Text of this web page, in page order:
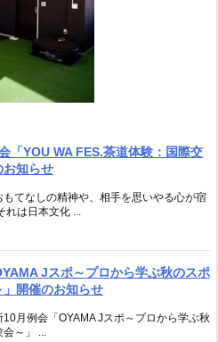
「YOU WA FES.茶道体験：国際交
お知らせ
もてなしの精神や、相手を思いやる心が宿
は日本文化 ...
Jスポ～プロから学ぶ秋のスポ
」開催のお知らせ
月例会「OYAMA Jスポ～プロから学ぶ秋
～」 ...